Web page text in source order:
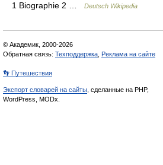
1 Biographie 2 …
Deutsch Wikipedia
© Академик, 2000-2026
Обратная связь: Техподдержка Реклама на сайте
👣 Путешествия
Экспорт словарей на сайты , сделанные на PHP,
WordPress, MODx.